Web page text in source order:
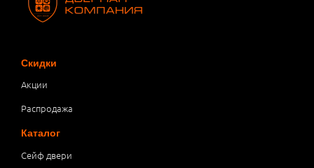
Скидки
Акции
Распродажа
Каталог
Сейф двери